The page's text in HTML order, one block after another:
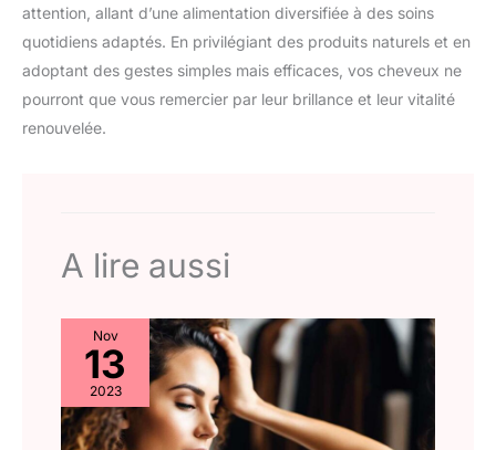
attention, allant d’une alimentation diversifiée à des soins
quotidiens adaptés. En privilégiant des produits naturels et en
adoptant des gestes simples mais efficaces, vos cheveux ne
pourront que vous remercier par leur brillance et leur vitalité
renouvelée.
A lire aussi
Nov
13
2023